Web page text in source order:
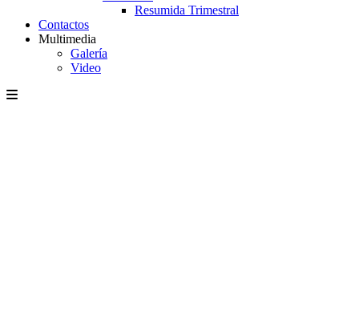
Resumida Trimestral
Contactos
Multimedia
Galería
Video